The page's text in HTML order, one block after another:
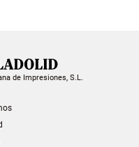
de Impresiones, S.L.